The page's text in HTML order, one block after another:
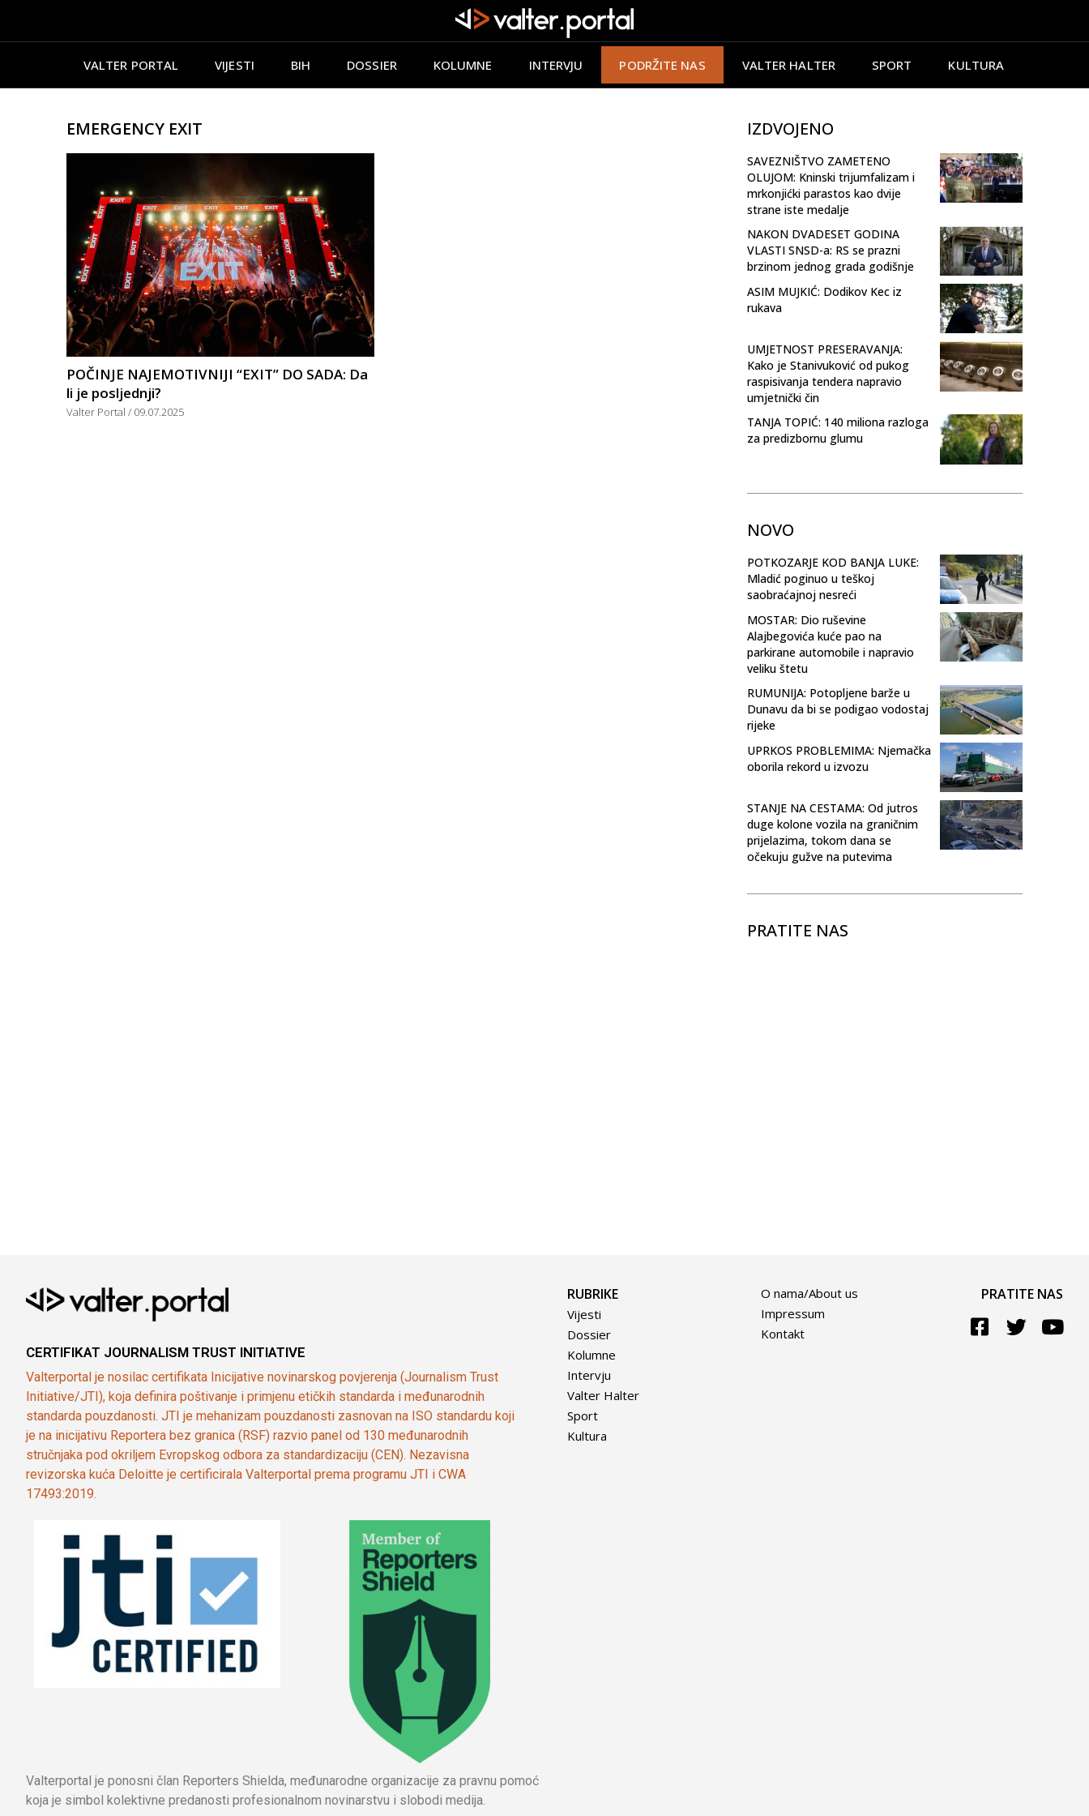
VALTER PORTAL VIJESTI BIH DOSSIER KOLUMNE INTERVJU PODRŽITE NAS VALTER HALTER SPORT KULTURA
EMERGENCY EXIT
POČINJE NAJEMOTIVNIJI “EXIT” DO SADA: Da
li je posljednji?
Valter Portal 09.07.2025
IZDVOJENO
SAVEZNIŠTVO ZAMETENO
OLUJOM: Kninski trijumfalizam i
mrkonjićki parastos kao dvije
strane iste medalje
NAKON DVADESET GODINA
VLASTI SNSD-a: RS se prazni
brzinom jednog grada godišnje
ASIM MUJKIĆ: Dodikov Kec iz
rukava
UMJETNOST PRESERAVANJA:
Kako je Stanivuković od pukog
raspisivanja tendera napravio
umjetnički čin
TANJA TOPIĆ: 140 miliona razloga
za predizbornu glumu
NOVO
POTKOZARJE KOD BANJA LUKE:
Mladić poginuo u teškoj
saobraćajnoj nesreći
MOSTAR: Dio ruševine
Alajbegovića kuće pao na
parkirane automobile i napravio
veliku štetu
RUMUNIJA: Potopljene barže u
Dunavu da bi se podigao vodostaj
rijeke
UPRKOS PROBLEMIMA: Njemačka
oborila rekord u izvozu
STANJE NA CESTAMA: Od jutros
duge kolone vozila na graničnim
prijelazima, tokom dana se
očekuju gužve na putevima
PRATITE NAS
CERTIFIKAT JOURNALISM TRUST INITIATIVE
Valterportal je nosilac certifikata Inicijative novinarskog povjerenja (Journalism Trust
Initiative/JTI), koja definira poštivanje i primjenu etičkih standarda i međunarodnih
standarda pouzdanosti. JTI je mehanizam pouzdanosti zasnovan na ISO standardu koji
je na inicijativu Reportera bez granica (RSF) razvio panel od 130 međunarodnih
stručnjaka pod okriljem Evropskog odbora za standardizaciju (CEN). Nezavisna
revizorska kuća Deloitte je certificirala Valterportal prema programu JTI i CWA
17493:2019.
Valterportal je ponosni član Reporters Shielda, međunarodne organizacije za pravnu pomoć
koja je simbol kolektivne predanosti profesionalnom novinarstvu i slobodi medija.
RUBRIKE
Vijesti
Dossier
Kolumne
Intervju
Valter Halter
Sport
Kultura
O nama/About us
Impressum
Kontakt
PRATITE NAS